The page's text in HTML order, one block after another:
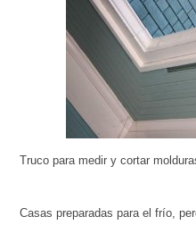
Truco para medir y cortar
Casas preparadas para el frío,